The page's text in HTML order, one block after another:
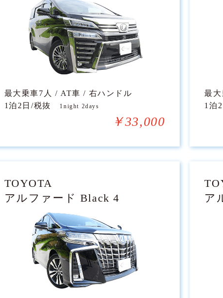
最大乗車7人 / AT車 / 右ハンドル
1泊2日/税抜
1night 2days
￥33,000
最
1泊
TOYOTA
アルファード Black 4
ア